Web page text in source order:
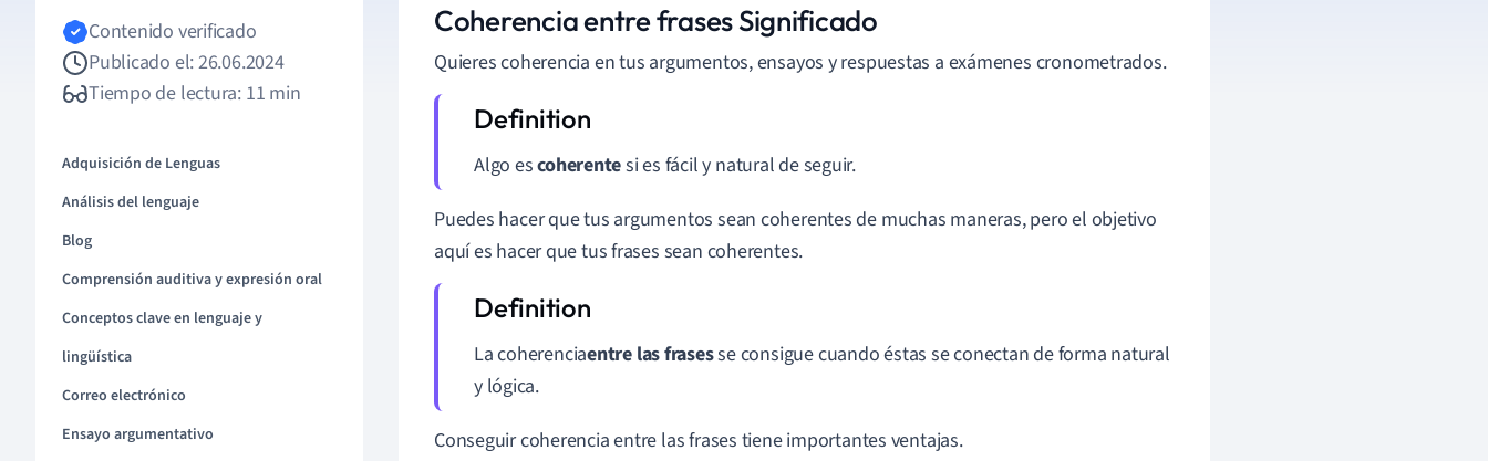
Contenido verificado
Publicado el: 26.06.2024
Tiempo de lectura: 11 min
Adquisición de Lenguas
Análisis del lenguaje
Blog
Comprensión auditiva y expresión oral
Conceptos clave en lenguaje y
lingüística
Correo electrónico
Ensayo argumentativo
Coherencia entre frases Significado
Quieres coherencia en tus argumentos, ensayos y respuestas a exámenes cronometrados.
Algo escoherentesi es fácil y natural de seguir.
Puedes hacer que tus argumentos sean coherentes de muchas maneras, pero el objetivo
aquí es hacer que tus frases sean coherentes.
La coherenciaentre las frasesse consigue cuando éstas se conectan de forma natural
y lógica.
Conseguir coherencia entre las frases tiene importantes ventajas.